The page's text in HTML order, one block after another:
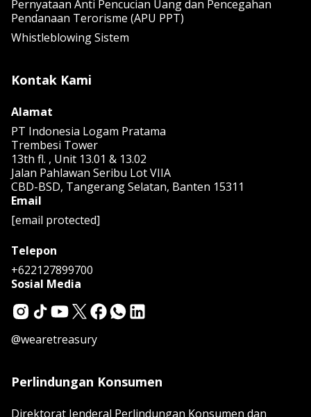
Pernyataan Anti Pencucian Uang dan Pencegahan
Pendanaan Terorisme (APU PPT)
Whistleblowing Sistem
Kontak Kami
Alamat
PT Indonesia Logam Pratama
Trembesi Tower
13th fl. , Unit 13.01 & 13.02
Jalan Pahlawan Seribu Lot VIIA
CBD-BSD, Tangerang Selatan, Banten 15311
Email
[email protected]
Telepon
+622127899700
Sosial Media
@wearetreasury
Perlindungan Konsumen
Direktorat Jenderal Perlindungan Konsumen dan